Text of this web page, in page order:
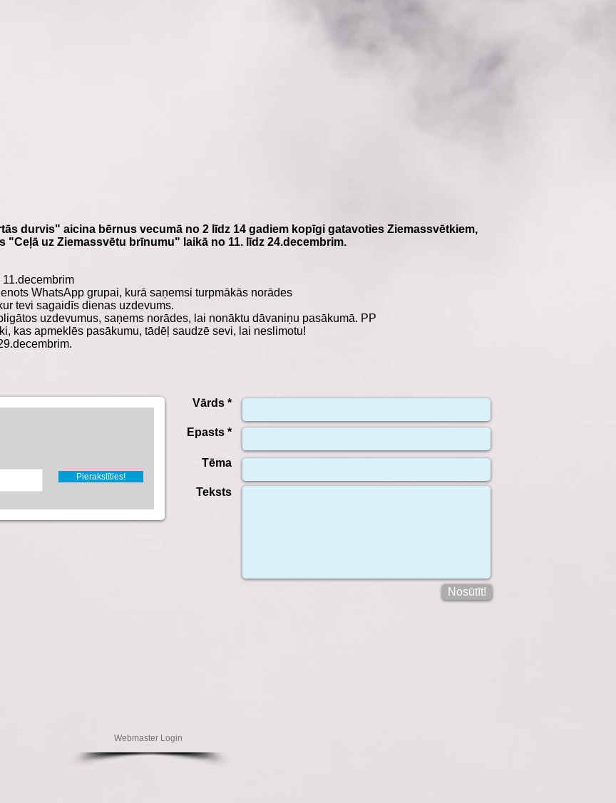
durvis" aicina bērnus vecumā no 2 līdz 14 gadiem kopīgi gatavoties Ziemassvētkiem,
"Ceļā uz Ziemassvētu brīnumu" laikā no 11. līdz 24.decembrim.
WhatsApp grupai, kurā saņemsi turpmākās norādes
tevi sagaidīs dienas uzdevums.
uzdevumus, saņems norādes, lai nonāktu dāvaniņu pasākumā. PP
kas apmeklēs pasākumu, tādēļ saudzē sevi, lai neslimotu!
Pierakstīties!
Vārds *
Epasts *
Tēma
Teksts
Nosūtīt!
Webmaster Login